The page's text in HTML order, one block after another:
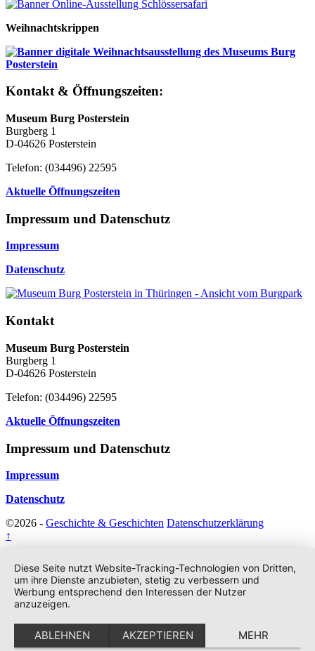
Weihnachtskrippen
Kontakt & Öffnungszeiten:
Museum Burg Posterstein
Burgberg 1
D-04626 Posterstein
Telefon: (034496) 22595
Aktuelle Öffnungszeiten
Impressum und Datenschutz
Impressum
Datenschutz
Kontakt
Museum Burg Posterstein
Burgberg 1
D-04626 Posterstein
Telefon: (034496) 22595
Aktuelle Öffnungszeiten
Impressum und Datenschutz
Impressum
Datenschutz
©2026 - Geschichte & Geschichten Datenschutzerklärung
↑
Diese Seite nutzt Website-Tracking-Technologien von Dritten,
um ihre Dienste anzubieten, stetig zu verbessern und
Werbung entsprechend den Interessen der Nutzer
anzuzeigen.
ABLEHNEN AKZEPTIEREN MEHR